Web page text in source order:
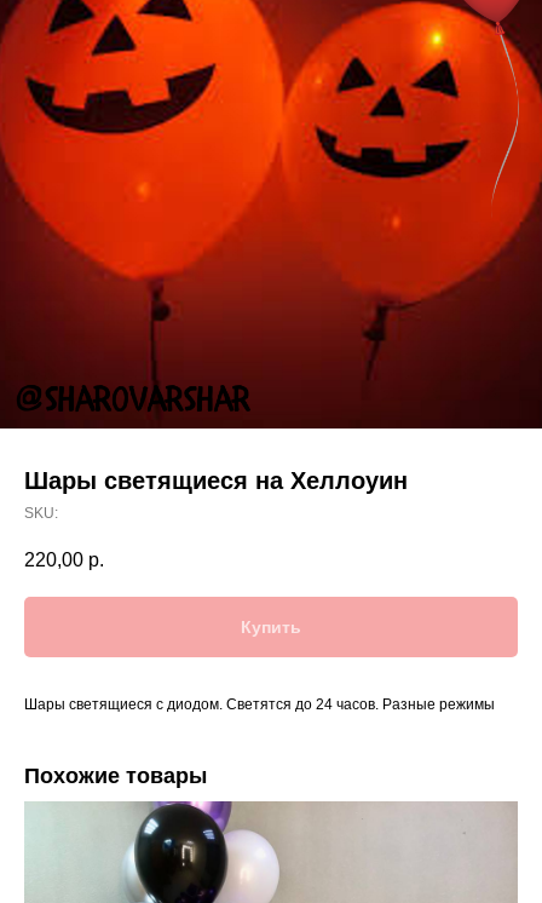
Шары светящиеся на Хеллоуин
SKU:
220,00 р.
Купить
Шары светящиеся с диодом. Светятся до 24 часов. Разные режимы
Похожие товары